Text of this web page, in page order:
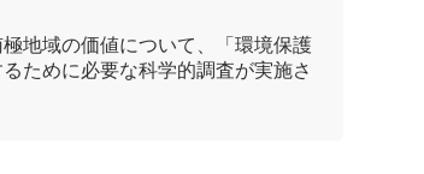
極地域の価値について、「環境保護
ために必要な科学的調査が実施さ